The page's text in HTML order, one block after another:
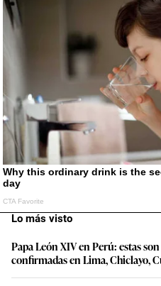
Lo más visto
Papa León XIV en Perú: estas
confirmadas en Lima, Chiclayo,